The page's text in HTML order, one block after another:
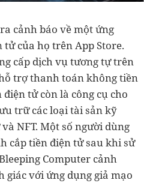
cảnh báo về một ứng
của họ trên App Store.
cấp dịch vụ tương tự trên
trợ thanh toán không tiền
tử còn là công cụ cho
trữ các loại tài sản kỹ
NFT. Một số người dùng
cắp tiền điện tử sau khi sử
Computer cảnh
giác với ứng dụng giả mạo